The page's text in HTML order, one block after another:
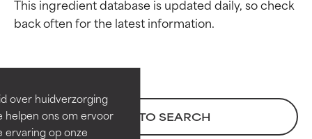
over huidverzorging
helpen ons om ervoor
ervaring op onze
This ingredient database is updated daily, so check
BACK TO SEARCH
Beoordelingen van
Bewezen en ondersteund door
onafhankelijk onderzoek.
Uitstekend actief ingrediënt
Beoordelingen van
Bewezen en ondersteund door
onafhankelijk onderzoek.
Uitstekend actief ingrediënt